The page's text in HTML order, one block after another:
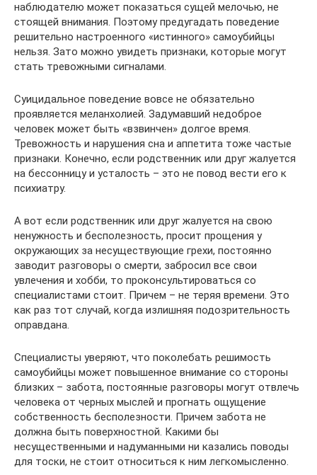
наблюдателю может показаться сущей мелочью, не
стоящей внимания. Поэтому предугадать поведение
решительно настроенного «истинного» самоубийцы
нельзя. Зато можно увидеть признаки, которые могут
стать тревожными сигналами.
Суицидальное поведение вовсе не обязательно
проявляется меланхолией. Задумавший недоброе
человек может быть «взвинчен» долгое время.
Тревожность и нарушения сна и аппетита тоже частые
признаки. Конечно, если родственник или друг жалуется
на бессонницу и усталость – это не повод вести его к
психиатру.
А вот если родственник или друг жалуется на свою
ненужность и бесполезность, просит прощения у
окружающих за несуществующие грехи, постоянно
заводит разговоры о смерти, забросил все свои
увлечения и хобби, то проконсультироваться со
специалистами стоит. Причем – не теряя времени. Это
как раз тот случай, когда излишняя подозрительность
оправдана.
Специалисты уверяют, что поколебать решимость
самоубийцы может повышенное внимание со стороны
близких – забота, постоянные разговоры могут отвлечь
человека от черных мыслей и прогнать ощущение
собственность бесполезности. Причем забота не
должна быть поверхностной. Какими бы
несущественными и надуманными ни казались поводы
для тоски, не стоит относиться к ним легкомысленно.